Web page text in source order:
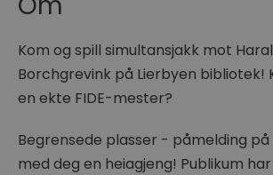
Kom og spill simultansjakk mot
Borchgrevink på Lierbyen bibliotek!
en ekte FIDE-mester?
Begrensede plasser - påmelding på
med deg en heiagjeng! Publikum